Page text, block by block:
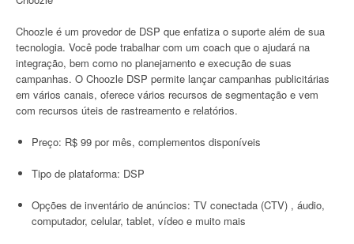
Choozle é um provedor de DSP que enfatiza o suporte além de sua
tecnologia. Você pode trabalhar com um coach que o ajudará na
integração, bem como no planejamento e execução de suas
campanhas. O Choozle DSP permite lançar campanhas publicitárias
em vários canais, oferece vários recursos de segmentação e vem
com recursos úteis de rastreamento e relatórios.
Preço: R$ 99 por mês, complementos disponíveis
Tipo de plataforma: DSP
Opções de inventário de anúncios: TV conectada (CTV) , áudio,
computador, celular, tablet, vídeo e muito mais